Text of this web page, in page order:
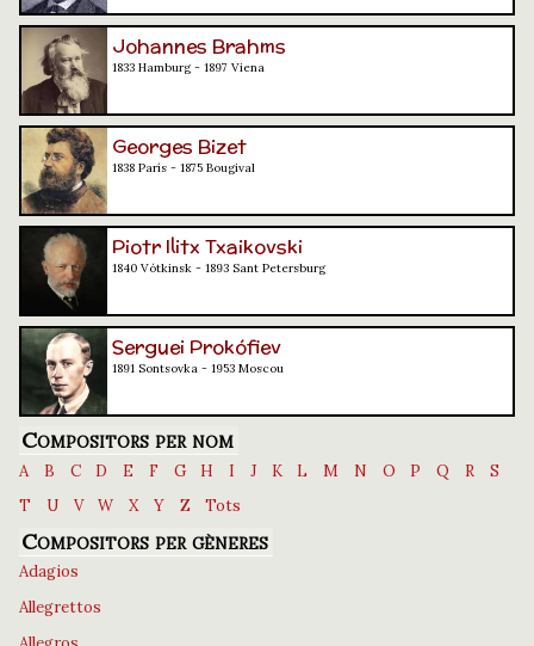
Johannes Brahms
1833 Hamburg - 1897 Viena
Georges Bizet
1838 París - 1875 Bougival
Piotr Ilitx Txaikovski
1840 Vótkinsk - 1893 Sant Petersburg
Serguei Prokófiev
1891 Sontsovka - 1953 Moscou
Compositors per nom
A B C D E F G H I J K L M N O P Q R
S
T
U V W X Y Z Tots
Compositors per gèneres
Adagios
Allegrettos